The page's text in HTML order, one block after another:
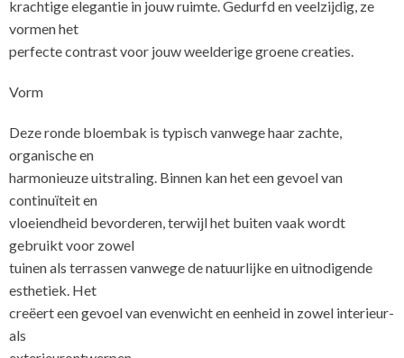
krachtige elegantie in jouw ruimte. Gedurfd en veelzijdig, ze
vormen het
perfecte contrast voor jouw weelderige groene creaties.
Vorm
Deze ronde bloembak is typisch vanwege haar zachte,
organische en
harmonieuze uitstraling. Binnen kan het een gevoel van
continuïteit en
vloeiendheid bevorderen, terwijl het buiten vaak wordt
gebruikt voor zowel
tuinen als terrassen vanwege de natuurlijke en uitnodigende
esthetiek. Het
creëert een gevoel van evenwicht en eenheid in zowel interieur-
als